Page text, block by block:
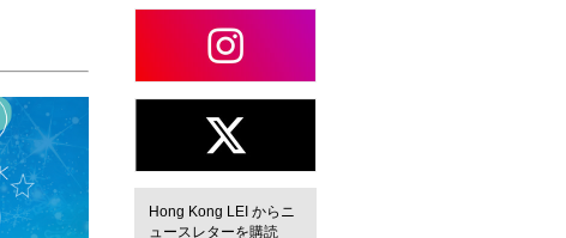
Hong Kong LEI からニ
ュースレターを購読